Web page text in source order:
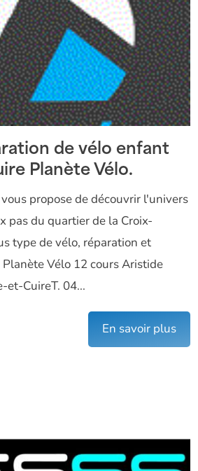
de vélo enfant
Planète Vélo.
propose de découvrir l'univers
pas du quartier de la Croix-
type de vélo, réparation et
Vélo 12 cours Aristide
et-CuireT. 04...
En savoir plus